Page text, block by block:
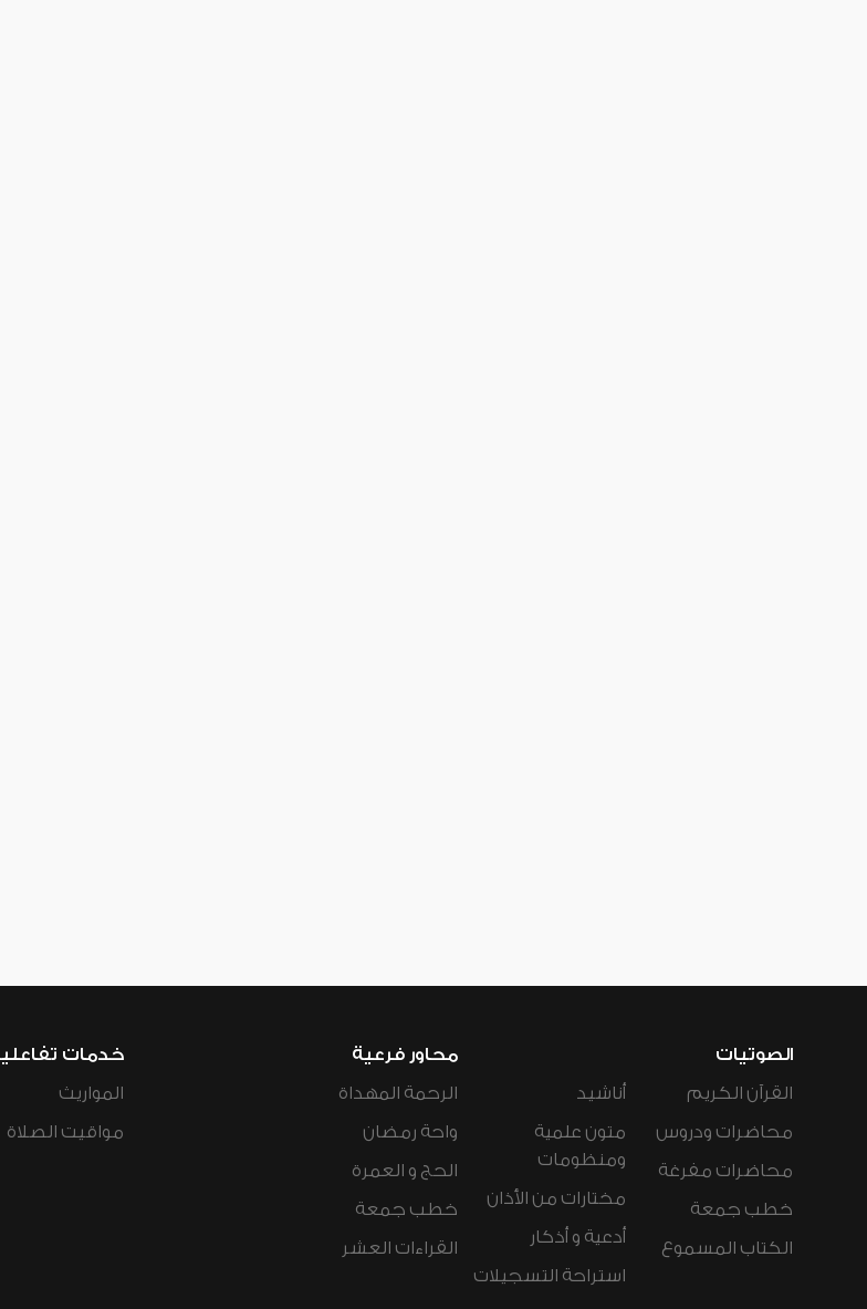
الصوتيات
القرآن الكريم
محاضرات ودروس
محاضرات مفرغة
خطب جمعة
الكتاب المسموع
أناشيد
متون علمية
ومنظومات
مختارات من الأذان
أدعية و أذكار
استراحة التسجيلات
محاور فرعية
الرحمة المهداة
واحة رمضان
الحج و العمرة
خطب جمعة
القراءات العشر
خدمات
المواريث
مواقيت الصلاة